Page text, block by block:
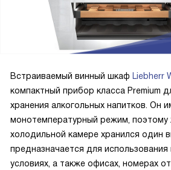
Встраиваемый винный шкаф Liebherr
компактный прибор класса Premium
хранения алкогольных напитков. Он
монотемпературный режим, поэтому
холодильной камере хранился один
предназначается для
условиях, а также офисах, номерах